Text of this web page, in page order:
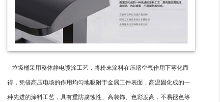
垃圾桶采用整体静电喷涂工艺，将粉末涂料在压缩空气作用下雾化而
得，凭借高压电场的作用均匀地吸附于金属工件表面，高温固化成的一
种先进的涂料工艺，具有重防腐蚀性、高装饰、色彩度高，不易褪色等